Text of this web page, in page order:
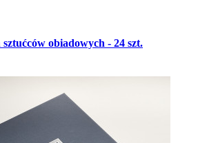
obiadowych - 24 szt.